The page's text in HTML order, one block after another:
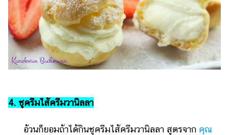
4. ชูครีมไส้ครีมวานิลลา
อ้วนก็ยอมถ้าได้กินชูครีมไส้ครีมวานิลลา สูตรจาก คุณ